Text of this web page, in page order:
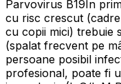
Parvovirus B19În
cu risc crescut
cu copii mici) trebuie
(spalat frecvent pe
persoane posibil
profesional, poate fi